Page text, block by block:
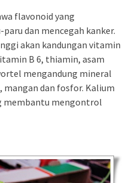
flavonoid yang
dan mencegah kanker.
akan kandungan vitamin
B 6, thiamin, asam
mengandung mineral
dan fosfor. Kalium
membantu mengontrol